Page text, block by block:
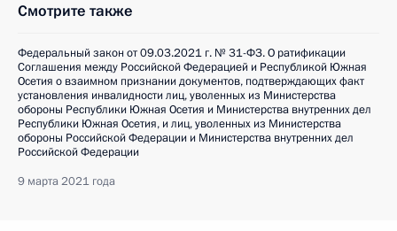
Смотрите также
Федеральный закон от 09.03.2021 г. № 31-ФЗ. О ратификации
Соглашения между Российской Федерацией и Республикой Южная
Осетия о взаимном признании документов, подтверждающих факт
установления инвалидности лиц, уволенных из Министерства
обороны Республики Южная Осетия и Министерства внутренних дел
Республики Южная Осетия, и лиц, уволенных из Министерства
обороны Российской Федерации и Министерства внутренних дел
Российской Федерации
9 марта 2021 года